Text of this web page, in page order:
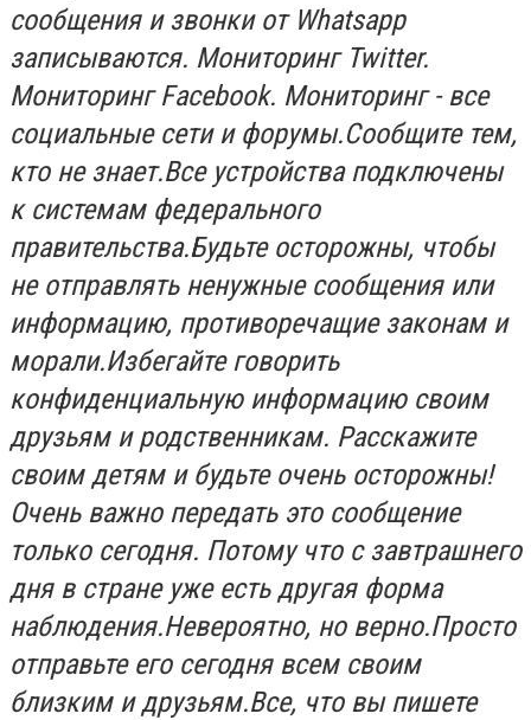
сообщения и звонки от Whatsapp
записываются. Мониторинг Twitter.
Мониторинг Facebook. Мониторинг - все
социальные сети и форумы.Сообщите тем,
кто не знает.Все устройства подключены
к системам федерального
правительства.Будьте осторожны, чтобы
не отправлять ненужные сообщения или
информацию, противоречащие законам и
морали.Избегайте говорить
конфиденциальную информацию своим
друзьям и родственникам. Расскажите
своим детям и будьте очень осторожны!
Очень важно передать это сообщение
только сегодня. Потому что с завтрашнего
дня в стране уже есть другая форма
наблюдения.Невероятно, но верно.Просто
отправьте его сегодня всем своим
близким и друзьям.Все, что вы пишете